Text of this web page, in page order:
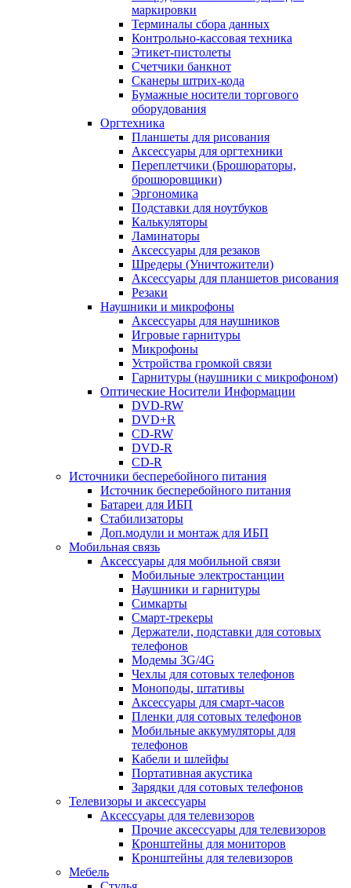
маркировки
Терминалы сбора данных
Контрольно-кассовая техника
Этикет-пистолеты
Счетчики банкнот
Сканеры штрих-кода
Бумажные носители торгового
оборудования
Оргтехника
Планшеты для рисования
Аксессуары для оргтехники
Переплетчики (Брошюраторы,
брошюровщики)
Эргономика
Подставки для ноутбуков
Калькуляторы
Ламинаторы
Аксессуары для резаков
Шредеры (Уничтожители)
Аксессуары для планшетов рисования
Резаки
Наушники и микрофоны
Аксессуары для наушников
Игровые гарнитуры
Микрофоны
Устройства громкой связи
Гарнитуры (наушники с микрофоном)
Оптические Носители Информации
DVD-RW
DVD+R
CD-RW
DVD-R
CD-R
Источники бесперебойного питания
Источник бесперебойного питания
Батареи для ИБП
Стабилизаторы
Доп.модули и монтаж для ИБП
Мобильная связь
Аксессуары для мобильной связи
Мобильные электростанции
Наушники и гарнитуры
Симкарты
Смарт-трекеры
Держатели, подставки для сотовых
телефонов
Модемы 3G/4G
Чехлы для сотовых телефонов
Моноподы, штативы
Аксессуары для смарт-часов
Пленки для сотовых телефонов
Мобильные аккумуляторы для
телефонов
Кабели и шлейфы
Портативная акустика
Зарядки для сотовых телефонов
Телевизоры и аксессуары
Аксессуары для телевизоров
Прочие аксессуары для телевизоров
Кронштейны для мониторов
Кронштейны для телевизоров
Мебель